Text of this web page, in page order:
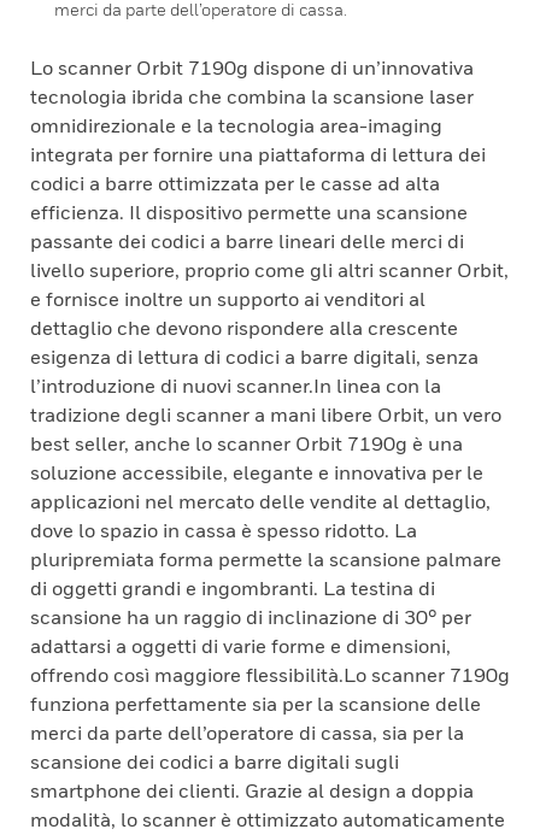
merci da parte dell’operatore di cassa.
Lo scanner Orbit 7190g dispone di un’innovativa
tecnologia ibrida che combina la scansione laser
omnidirezionale e la tecnologia area-imaging
integrata per fornire una piattaforma di lettura dei
codici a barre ottimizzata per le casse ad alta
efficienza. Il dispositivo permette una scansione
passante dei codici a barre lineari delle merci di
livello superiore, proprio come gli altri scanner Orbit,
e fornisce inoltre un supporto ai venditori al
dettaglio che devono rispondere alla crescente
esigenza di lettura di codici a barre digitali, senza
l’introduzione di nuovi scanner.In linea con la
tradizione degli scanner a mani libere Orbit, un vero
best seller, anche lo scanner Orbit 7190g è una
soluzione accessibile, elegante e innovativa per le
applicazioni nel mercato delle vendite al dettaglio,
dove lo spazio in cassa è spesso ridotto. La
pluripremiata forma permette la scansione palmare
di oggetti grandi e ingombranti. La testina di
scansione ha un raggio di inclinazione di 30° per
adattarsi a oggetti di varie forme e dimensioni,
offrendo così maggiore flessibilità.Lo scanner 7190g
funziona perfettamente sia per la scansione delle
merci da parte dell’operatore di cassa, sia per la
scansione dei codici a barre digitali sugli
smartphone dei clienti. Grazie al design a doppia
modalità, lo scanner è ottimizzato automaticamente